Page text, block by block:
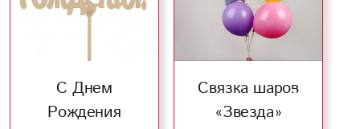
С Днем
Рождения
Связка шаров
«Звезда»